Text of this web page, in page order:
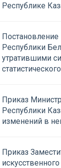
Республике
Постановление
Республики
утратившими
Приказ
Республики
изменений в
Приказ